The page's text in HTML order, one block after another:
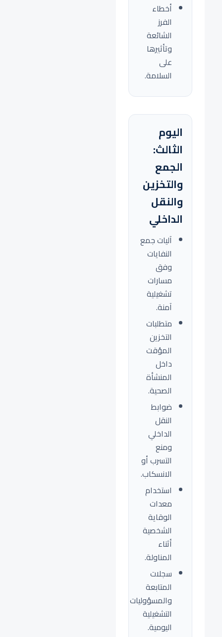
أخطاء
الفرز
الشائعة
وتأثيرها
على
السلامة.
اليوم
الثالث:
الجمع
والتخزين
والنقل
الداخلي
آليات جمع
النفايات
وفق
مسارات
تشغيلية
آمنة.
متطلبات
التخزين
المؤقت
داخل
المنشأة
الصحية.
ضوابط
النقل
الداخلي
ومنع
التسرب أو
الانسكاب.
استخدام
معدات
الوقاية
الشخصية
أثناء
المناولة.
سجلات
المتابعة
والمسؤوليات
التشغيلية
اليومية.